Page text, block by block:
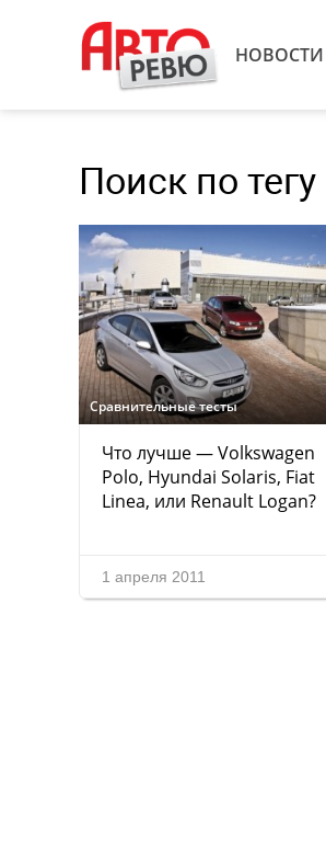
НОВОСТИ
Поиск по тегу
Сравнительные тесты
Что лучше — Volkswagen
Polo, Hyundai Solaris, Fiat
Linea, или Renault Logan?
1 апреля 2011